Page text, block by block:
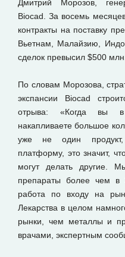
Дмитрий Морозов,
Biocad. За восемь
контракты на поставку
Вьетнам, Малайзию,
сделок превысил $500 млн.
По словам Морозова,
экспансии Biocad
отрыва: «Когда вы
накапливаете большое
уже не один продукт,
платформу, это значит,
могут делать другие.
препараты более чем в
работа по входу на
Лекарства в целом
рынки, чем металлы и
врачами, экспертным